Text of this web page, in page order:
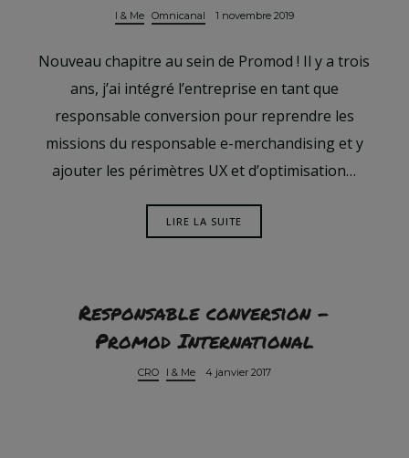
I & Me Omnicanal 1 novembre 2019
Nouveau chapitre au sein de Promod ! Il y a trois
ans, j’ai intégré l’entreprise en tant que
responsable conversion pour reprendre les
missions du responsable e-merchandising et y
ajouter les périmètres UX et d’optimisation…
LIRE LA SUITE
Responsable conversion –
Promod International
CRO I & Me 4 janvier 2017